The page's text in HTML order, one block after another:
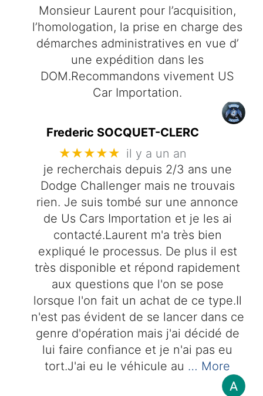
Monsieur Laurent pour l’acquisition,
l’homologation, la prise en charge des
démarches administratives en vue d’
une expédition dans les
DOM.Recommandons vivement US
Car Importation.
Frederic SOCQUET-CLERC
★★★★★ il y a un an
je recherchais depuis 2/3 ans une
Dodge Challenger mais ne trouvais
rien. Je suis tombé sur une annonce
de Us Cars Importation et je les ai
contacté.Laurent m'a très bien
expliqué le processus. De plus il est
très disponible et répond rapidement
aux questions que l'on se pose
lorsque l'on fait un achat de ce type.Il
n'est pas évident de se lancer dans ce
genre d'opération mais j'ai décidé de
lui faire confiance et je n'ai pas eu
tort.J'ai eu le véhicule au … More